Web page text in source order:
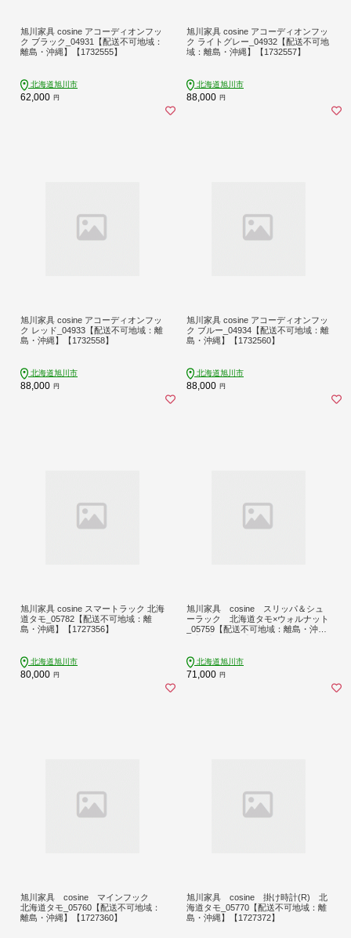
旭川家具 cosine アコーディオンフッ
ク ブラック_04931【配送不可地域：
離島・沖縄】【1732555】
北海道旭川市
62,000 円
旭川家具 cosine アコーディオンフッ
ク ライトグレー_04932【配送不可地
域：離島・沖縄】【1732557】
北海道旭川市
88,000 円
旭川家具 cosine アコーディオンフッ
ク レッド_04933【配送不可地域：離
島・沖縄】【1732558】
北海道旭川市
88,000 円
旭川家具 cosine アコーディオンフッ
ク ブルー_04934【配送不可地域：離
島・沖縄】【1732560】
北海道旭川市
88,000 円
旭川家具 cosine スマートラック 北海
道タモ_05782【配送不可地域：離
島・沖縄】【1727356】
北海道旭川市
80,000 円
旭川家具 cosine スリッパ＆シュ
ーラック 北海道タモ×ウォルナット
_05759【配送不可地域：離島・沖
北海道旭川市
71,000 円
旭川家具 cosine マインフック
北海道タモ_05760【配送不可地域：
離島・沖縄】【1727360】
旭川家具 cosine 掛け時計(R) 北
海道タモ_05770【配送不可地域：離
島・沖縄】【1727372】